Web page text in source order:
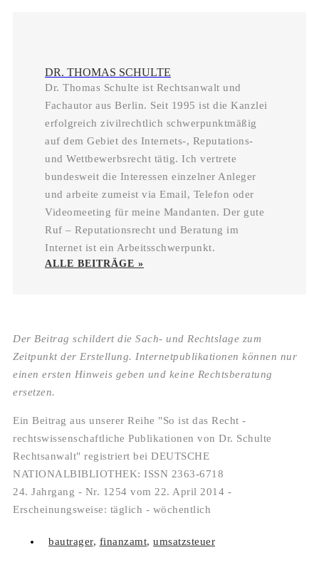
DR. THOMAS SCHULTE
Dr. Thomas Schulte ist Rechtsanwalt und
Fachautor aus Berlin. Seit 1995 ist die Kanzlei
erfolgreich zivilrechtlich schwerpunktmäßig
auf dem Gebiet des Internets-, Reputations-
und Wettbewerbsrecht tätig. Ich vertrete
bundesweit die Interessen einzelner Anleger
und arbeite zumeist via Email, Telefon oder
Videomeeting für meine Mandanten. Der gute
Ruf – Reputationsrecht und Beratung im
Internet ist ein Arbeitsschwerpunkt.
ALLE BEITRÄGE »
Der Beitrag schildert die Sach- und Rechtslage zum
Zeitpunkt der Erstellung. Internetpublikationen können nur
einen ersten Hinweis geben und keine Rechtsberatung
ersetzen.
Ein Beitrag aus unserer Reihe "So ist das Recht -
rechtswissenschaftliche Publikationen von Dr. Schulte
Rechtsanwalt" registriert bei DEUTSCHE
NATIONALBIBLIOTHEK: ISSN 2363-6718
24. Jahrgang - Nr. 1254 vom 22. April 2014 -
Erscheinungsweise: täglich - wöchentlich
bautrager, finanzamt, umsatzsteuer